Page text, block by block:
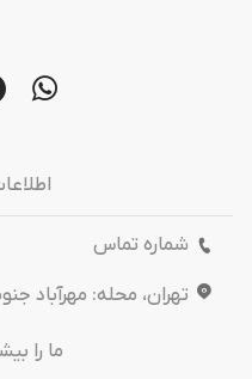
شماره تماس
تهران، محله: مهرآباد
ما را